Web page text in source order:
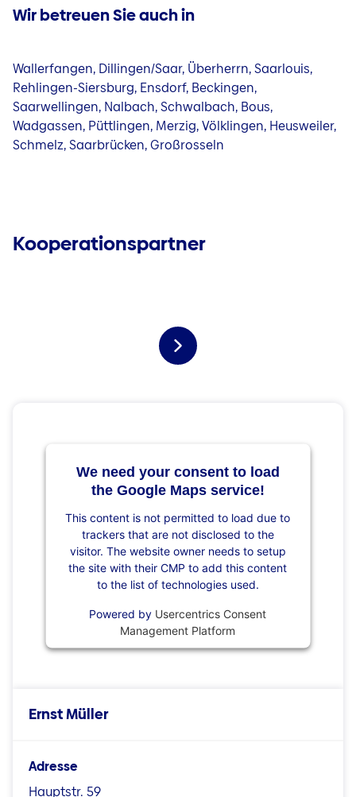
Wir betreuen Sie auch in
Wallerfangen, Dillingen/Saar, Überherrn, Saarlouis,
Rehlingen-Siersburg, Ensdorf, Beckingen,
Saarwellingen, Nalbach, Schwalbach, Bous,
Wadgassen, Püttlingen, Merzig, Völklingen, Heusweiler,
Schmelz, Saarbrücken, Großrosseln
Kooperationspartner
We need your consent to load
the Google Maps service!
This content is not permitted to load due to
trackers that are not disclosed to the
visitor. The website owner needs to setup
the site with their CMP to add this content
to the list of technologies used.
Powered by Usercentrics Consent
Management Platform
Ernst Müller
Adresse
Hauptstr. 59